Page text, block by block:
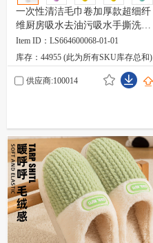
一次性清洁毛巾卷加厚款超细纤
维厨房吸水去油污吸水手撕洗碗
抹布25*25cm*20片英文俄文
Item ID：LS664600068-01-01
库存：44955 (此为所有SKU库存总和)
供应商:100014